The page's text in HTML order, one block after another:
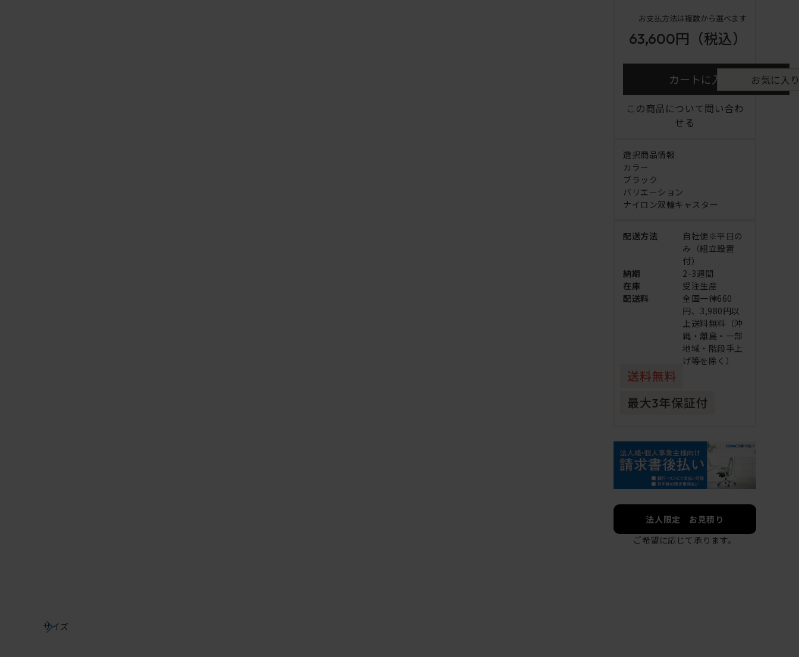
お支払方法は複数から選べます
63,600円 （税込）
カートに入れる お気に入
この商品について問い合わ
せる
選択商品情報
カラー
ブラック
バリエーション
ナイロン双輪キャスター
配送方法
自社便※平日の
み（組立設置
付）
納期
2-3週間
在庫
受注生産
配送料
全国一律660
円、3,980円以
上送料無料（沖
縄・離島・一部
地域・階段手上
げ等を除く）
法人限定 お見積り
ご希望に応じて承ります。
サイズ